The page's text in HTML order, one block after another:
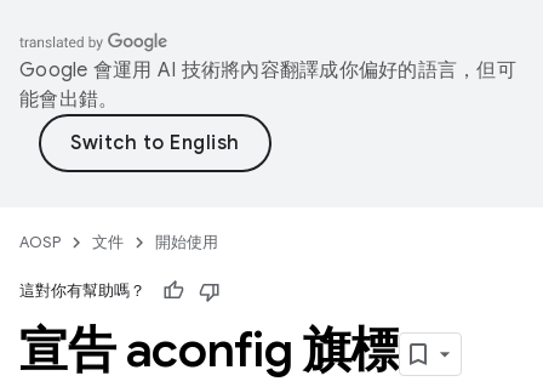
Google 會運用 AI 技術將內容翻譯成你偏好的語言，但可
能會出錯。
AOSP 文件 開始使用
這對你有幫助嗎？
宣告 aconfig 旗標